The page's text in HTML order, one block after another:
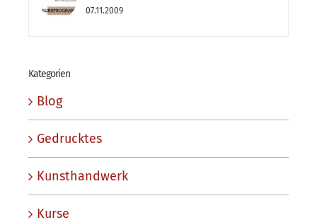
07.11.2009
Kategorien
Blog
Gedrucktes
Kunsthandwerk
Kurse